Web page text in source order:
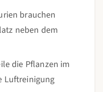
brauchen
neben dem
die Pflanzen im
Luftreinigung